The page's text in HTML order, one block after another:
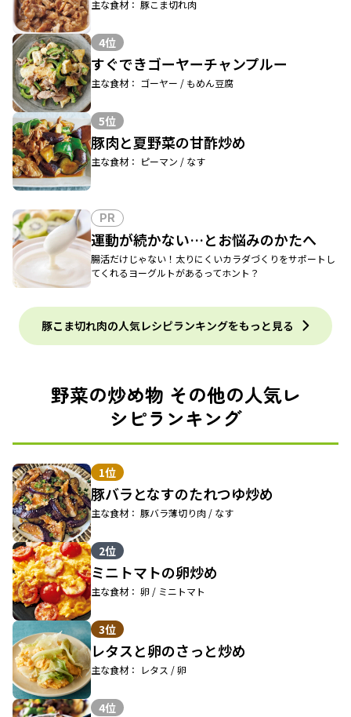
主な食材： 豚こま切れ肉
4位
すぐできゴーヤーチャンプルー
主な食材： ゴーヤー / もめん豆腐
5位
豚肉と夏野菜の甘酢炒め
主な食材： ピーマン / なす
PR
運動が続かない…とお悩みのかたへ
腸活だけじゃない！太りにくいカラダづくりをサポートし
てくれるヨーグルトがあるってホント？
豚こま切れ肉の人気レシピランキングをもっと見る
野菜の炒め物 その他の人気レ
シピランキング
1位
豚バラとなすのたれつゆ炒め
主な食材： 豚バラ薄切り肉 / なす
2位
ミニトマトの卵炒め
主な食材： 卵 / ミニトマト
3位
レタスと卵のさっと炒め
主な食材： レタス / 卵
4位